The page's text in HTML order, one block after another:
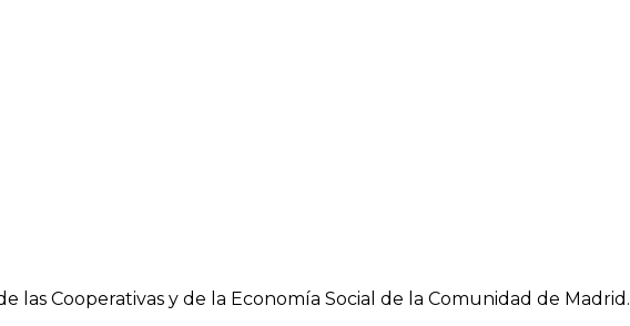
las Cooperativas y de la Economía Social de la Comunidad de Madrid.